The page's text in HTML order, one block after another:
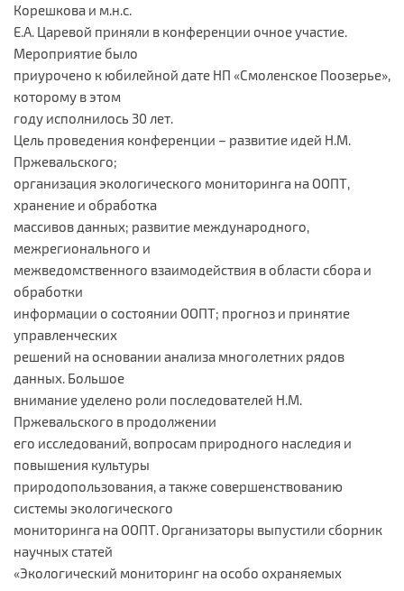
Корешкова и м.н.с.
Е.А. Царевой приняли в конференции очное участие.
Мероприятие было
приурочено к юбилейной дате НП «Смоленское Поозерье»,
которому в этом
году исполнилось 30 лет.
Цель проведения конференции – развитие идей Н.М.
Пржевальского;
организация экологического мониторинга на ООПТ,
хранение и обработка
массивов данных; развитие международного,
межрегионального и
межведомственного взаимодействия в области сбора и
обработки
информации о состоянии ООПТ; прогноз и принятие
управленческих
решений на основании анализа многолетних рядов
данных. Большое
внимание уделено роли последователей Н.М.
Пржевальского в продолжении
его исследований, вопросам природного наследия и
повышения культуры
природопользования, а также совершенствованию
системы экологического
мониторинга на ООПТ. Организаторы выпустили сборник
научных статей
«Экологический мониторинг на особо охраняемых